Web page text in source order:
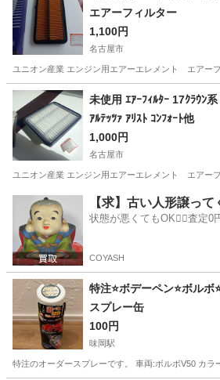
エアーフィルター
1,100円
名古屋市
ユニオン産業 エンジン用エアーエレメント エアー
愛知 名古屋市 パーツ 愛知 豊田市
未使用 ｴｱｰﾌｨﾙﾀｰ 17ｸﾗｳﾝ
ｱﾙﾃｯﾂｧ ｱﾘｽﾄ ｺﾝﾌｫｰﾄ他
1,000円
名古屋市
ユニオン産業 エンジン用エアーエレメント エア
名古屋市 パーツ 愛知 豊田市
アルテッツァ
【求】古い人形譲って
状態が悪くてもOK🙆‍♀️査定0
COYASH
特注⭐️ボデーペン⭐️ボルボ
スプレー缶
100円
味岡駅
特注のオーダースプレーです。 車両:ボルボV50 カラ